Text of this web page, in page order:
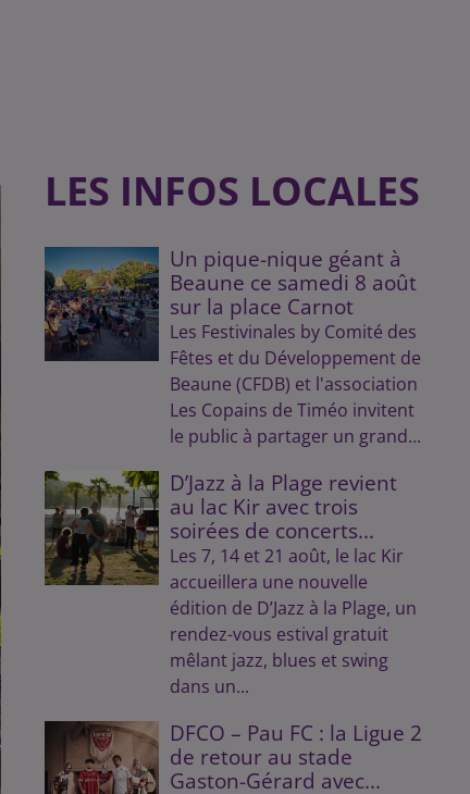
LES INFOS LOCALES
Un pique-nique géant à
Beaune ce samedi 8 août
sur la place Carnot
Les Festivinales by Comité des
Fêtes et du Développement de
Beaune (CFDB) et l'association
Les Copains de Timéo invitent
le public à partager un grand...
D’Jazz à la Plage revient
au lac Kir avec trois
soirées de concerts...
Les 7, 14 et 21 août, le lac Kir
accueillera une nouvelle
édition de D’Jazz à la Plage, un
rendez-vous estival gratuit
mêlant jazz, blues et swing
dans un...
DFCO – Pau FC : la Ligue 2
de retour au stade
Gaston-Gérard avec...